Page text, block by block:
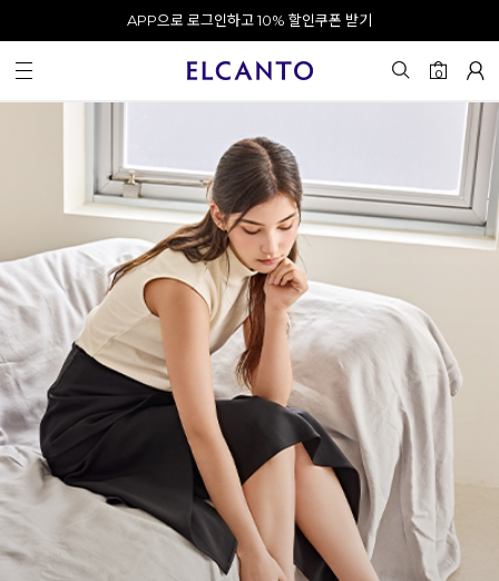
오전 10시 이전 결제 완료 시 오늘 출발!
0